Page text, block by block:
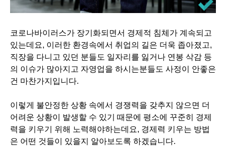
코로나바이러스가 장기화되면서 경제적 침체가 계속되고
있는데요, 이러한 환경속에서 취업의 길은 더욱 좁아졌고,
직장을 다니고 있던 분들도 일자리를 잃거나 연봉 삭감 등
의 이슈가 많아지고 자영업을 하시는분들도 사정이 안좋은
건 마찬가지입니다.
이렇게 불안정한 상황 속에서 경쟁력을 갖추지 않으면 더
어려운 상황이 발생할 수 있기 때문에 평소에 꾸준히 경제
력을 키우기 위해 노력해야하는데요, 경제력 키우는 방법
은 어떤 것들이 있을지 알아보도록 하겠습니다.